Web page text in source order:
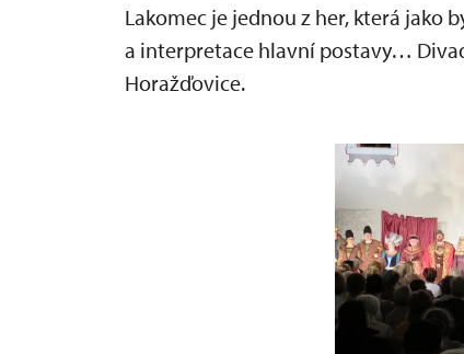
Lakomec je jednou z her, která jako
a interpretace hlavní postavy…
Horažďovice.